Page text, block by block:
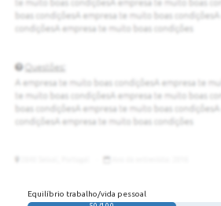
Equilíbrio trabalho/vida pessoal